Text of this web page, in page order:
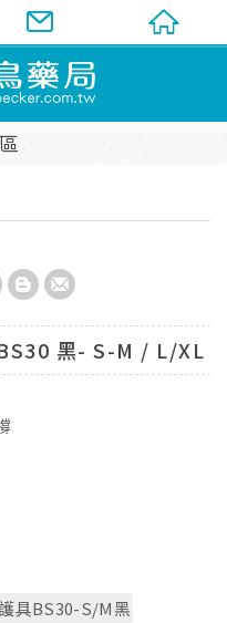
黑- S-M / L/XL
具BS30-S/M黑